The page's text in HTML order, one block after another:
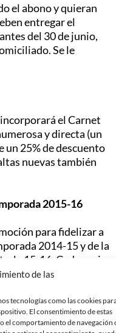
de las
tecnologías como las cookies
El consentimiento de estas
el comportamiento de navegación
el abono y quieran
entregar el
del 30 de junio,
Se le
el Carnet
y directa (un
25% de descuento
nuevas también
2015-16
para fidelizar a
2014-15 y de la
la 15-16. Cada socio
de un 10% de
Si lleva dos, y
el socio fiel
hasta llega a un
en la renovación.